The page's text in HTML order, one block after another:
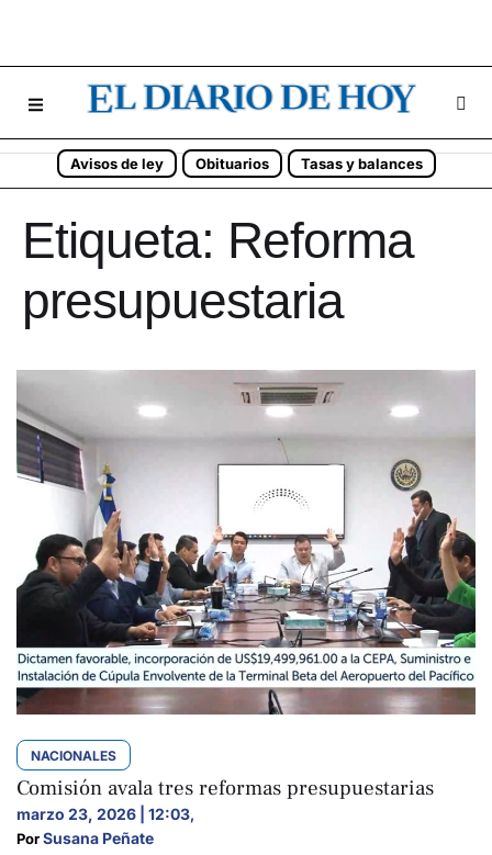
Avisos de ley Obituarios Tasas y balances
Etiqueta: Reforma
presupuestaria
NACIONALES
Comisión avala tres reformas presupuestarias
marzo 23, 2026 | 12:03,
Por Susana Peñate